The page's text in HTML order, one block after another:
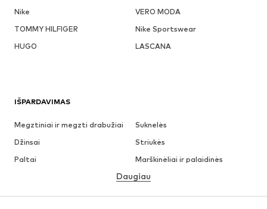
Nike
VERO MODA
TOMMY HILFIGER
Nike Sportswear
HUGO
LASCANA
IŠPARDAVIMAS
Megztiniai ir megzti drabužiai
Suknelės
Džinsai
Striukės
Paltai
Marškinėliai ir palaidinės
Apatiniai
Sijonai
Palaidinės ir tunikos
Daugiau